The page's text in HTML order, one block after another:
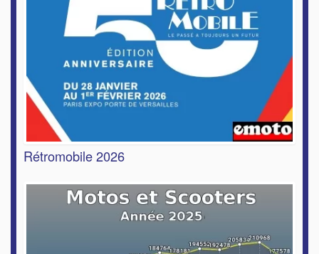
Rétromobile 2026